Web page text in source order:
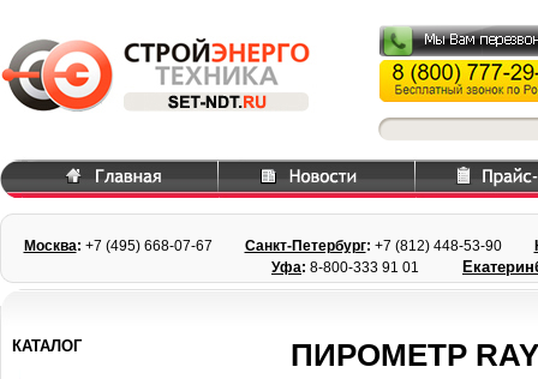
Москва: +7 (495) 668-07-67 Санкт-Петербург: +7 (812) 448-53-90
Уфа: 8-800-333 91 01
ПИРОМЕТР
КАТАЛОГ